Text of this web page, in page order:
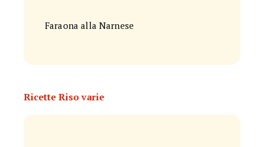
Faraona alla Narnese
Ricette Riso varie